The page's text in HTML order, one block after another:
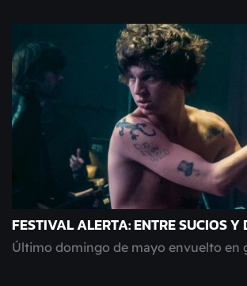
FESTIVAL ALERTA: ENTRE SUCIOS Y
Último domingo de mayo envuelto en